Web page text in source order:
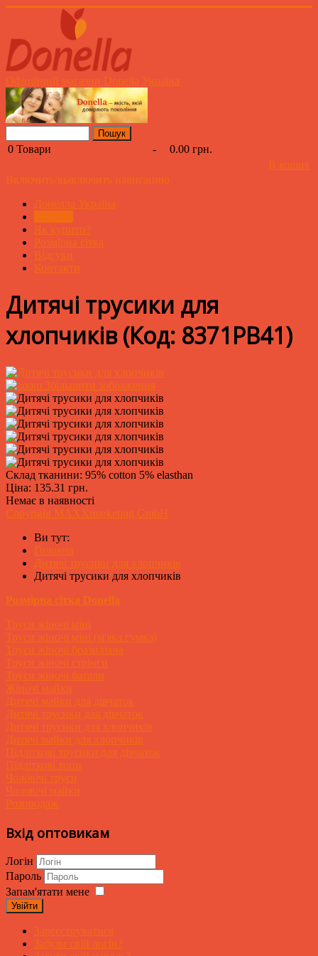
Офіційний магазин Donella Україна
0 Товари -
0.00 грн.
В кошик
Включить/выключить навигацию
Донелла Україна
Як купити?
Розмірна сітка
Відгуки
Контакти
Дитячі трусики для
хлопчиків(Код: 8371PB41)
Збільшити зображення
Склад тканини: 95% cotton 5% elasthan
Ціна: 135.31 грн.
Немає в наявності
Copyright MAXXmarketing GmbH
Ви тут:
Головна
Дитячі трусики для хлопчиків
Дитячі трусики для хлопчиків
Розмірна сітка Donella
Труси жіночі міні
Труси жіночі міні (м'яка гумка)
Труси жіночі бразиліана
Труси жіночі стрінги
Труси жіночі батали
Жіночі майки
Дитячі майки для дівчаток
Дитячі трусики для дівчаток
Дитячі трусики для хлопчиків
Дитячі майки для хлопчиків
Підліткові трусики для дівчаток
Підліткові топи
Чоловічі труси
Чоловічі майки
Розпродаж
Вхід оптовикам
Логін
Пароль
Запам'ятати мене
Увійти
Зареєструватися
Забули свій логін?